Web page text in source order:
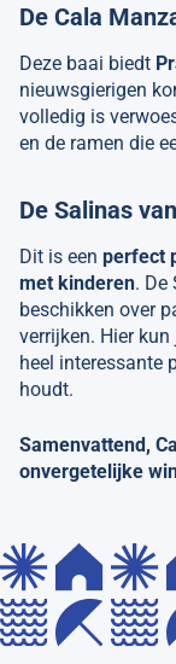
De Cala
Deze baai biedt
nieuwsgierigen
volledig is
en de ramen die
De Salinas
Dit is een perfect
met kinderen. De
beschikken over
verrijken. Hier
heel interessante
houdt.
Samenvattend,
onvergetelijke